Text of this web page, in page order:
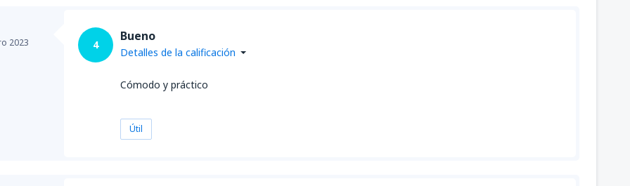
2023 4
Bueno
Detalles de la calificación
Cómodo y práctico
Útil